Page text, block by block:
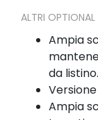
ALTRI OPTIONAL
Ampia
da listino.
Ampia